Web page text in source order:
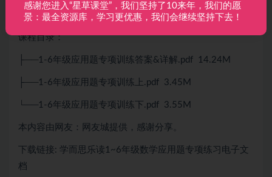
课程目录：
├──1-6年级应用题专项训练答案&详解.pdf 14.24M
├──1-6年级应用题专项训练上.pdf 3.45M
└──1-6年级应用题专项训练下.pdf 3.55M
本内容由网友：网友城提供，感谢分享。
下载链接: 学而思乐读1~6年级数学应用题专项练习电子文
档
感谢您进入“星草课堂”，我们坚持了10来年，我们的愿
景：最全资源库，学习更优惠，我们会继续坚持下去！